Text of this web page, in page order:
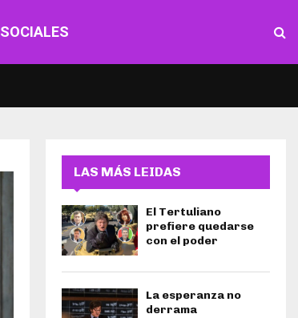
SOCIALES
LAS MÁS LEIDAS
El Tertuliano
prefiere quedarse
con el poder
La esperanza no
derrama